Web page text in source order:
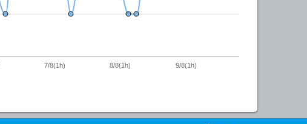
7/8(1h) 8/8(1h) 9/8(1h)